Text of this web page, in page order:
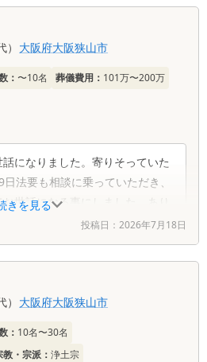
きを見る
） 大阪府大阪狭山市
： 〜10名 葬儀費用： 101万〜200万
になりました。寄りそっていた
法要も相談に乗っていただき、
世話になる事にしました。あり
投稿日： 2026年7月18日
） 大阪府大阪狭山市
： 10名〜30名
教・宗派： 浄土宗